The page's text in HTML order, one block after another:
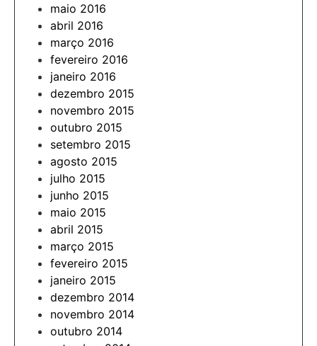
maio 2016
abril 2016
março 2016
fevereiro 2016
janeiro 2016
dezembro 2015
novembro 2015
outubro 2015
setembro 2015
agosto 2015
julho 2015
junho 2015
maio 2015
abril 2015
março 2015
fevereiro 2015
janeiro 2015
dezembro 2014
novembro 2014
outubro 2014